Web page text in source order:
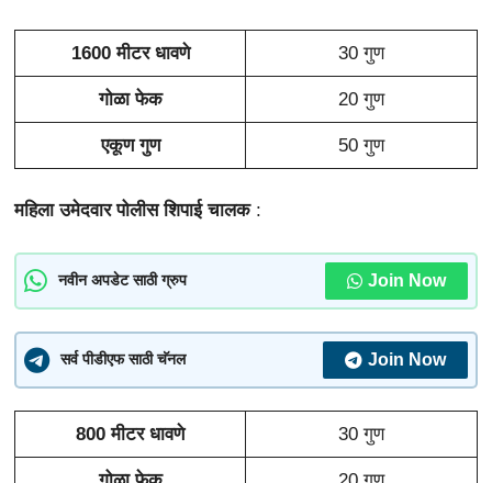
1600 मीटर धावणे 30 गुण
गोळा फेक 20 गुण
एकूण गुण 50 गुण
महिला उमेदवार पोलीस शिपाई चालक:
नवीन अपडेट साठी ग्रुप Join Now
सर्व पीडीएफ साठी चॅनल Join Now
800 मीटर धावणे 30 गुण